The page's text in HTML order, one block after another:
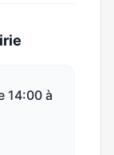
14:00 à